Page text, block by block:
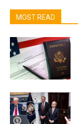
MOST READ